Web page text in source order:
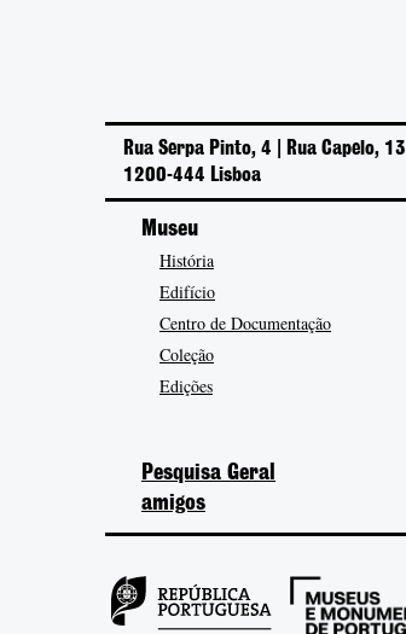
Rua Serpa Pinto, 4 | Rua Capelo, 13
1200-444 Lisboa
Museu
História
Edifício
Centro de Documentação
Coleção
Edições
Pesquisa Geral
amigos